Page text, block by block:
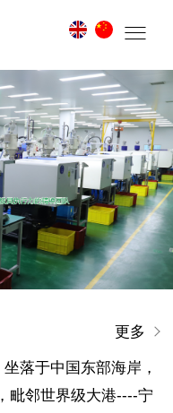
更多
于中国东部海岸，
毗邻世界级大港----宁